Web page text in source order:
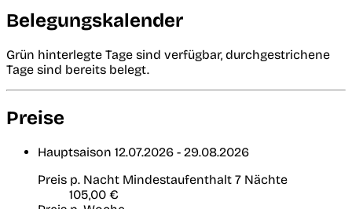
Belegungskalender
Grün hinterlegte Tage sind verfügbar, durchgestrichene
Tage sind bereits belegt.
Preise
Hauptsaison 12.07.2026 - 29.08.2026
Preis p. Nacht Mindestaufenthalt 7 Nächte
105,00 €